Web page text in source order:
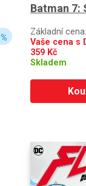
%
Batman 7:
Základní cena:
Vaše cena s
359 Kč
Skladem